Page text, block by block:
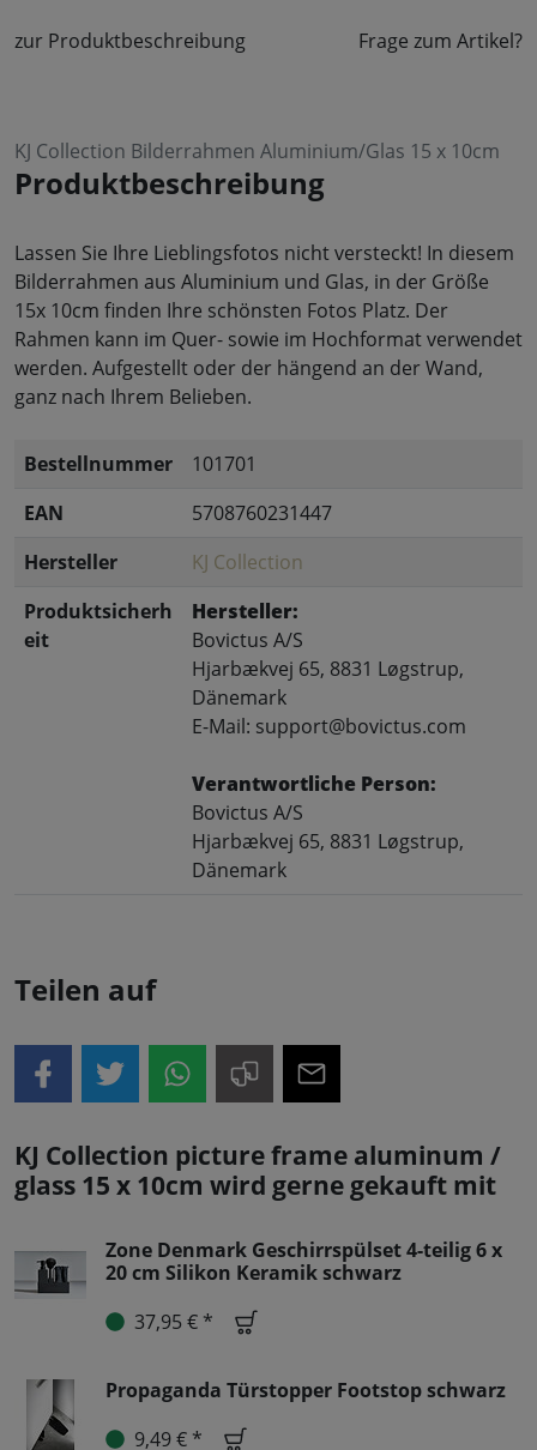
zur Produktbeschreibung Frage zum Artikel?
KJ Collection Bilderrahmen Aluminium/Glas 15 x 10cm
Produktbeschreibung
Lassen Sie Ihre Lieblingsfotos nicht versteckt! In diesem
Bilderrahmen aus Aluminium und Glas, in der Größe
15x 10cm finden Ihre schönsten Fotos Platz. Der
Rahmen kann im Quer- sowie im Hochformat verwendet
werden. Aufgestellt oder der hängend an der Wand,
ganz nach Ihrem Belieben.
Bestellnummer
101701
EAN
5708760231447
Hersteller
KJ Collection
Produktsicherh
eit
Hersteller:
Bovictus A/S
Hjarbækvej 65, 8831 Løgstrup,
Dänemark
E-Mail: support@bovictus.com
Verantwortliche Person:
Bovictus A/S
Hjarbækvej 65, 8831 Løgstrup,
Dänemark
Teilen auf
KJ Collection picture frame aluminum /
glass 15 x 10cm wird gerne gekauft mit
Zone Denmark Geschirrspülset 4-teilig 6 x
20 cm Silikon Keramik schwarz
37,95 € *
Propaganda Türstopper Footstop schwarz
9,49 € *